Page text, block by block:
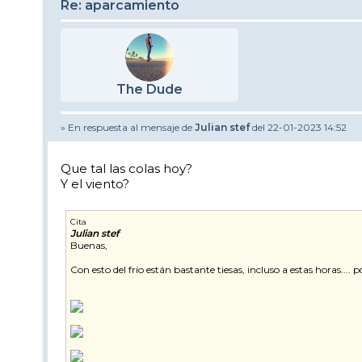
Re: aparcamiento
The Dude
» En respuesta al mensaje de Julian stefdel 22-01-2023 14:52
Que tal las colas hoy?
Y el viento?
Cita
Julian stef
Buenas,
Con esto del frío están bastante tiesas, incluso a estas horas....